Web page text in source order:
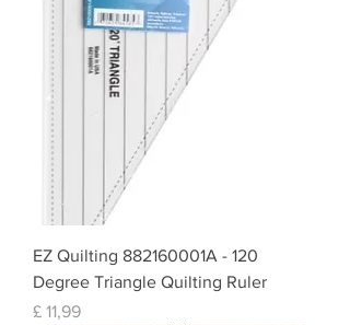
EZ Quilting 882160001A - 120
Degree Triangle Quilting Ruler
Prijs
£ 11,99